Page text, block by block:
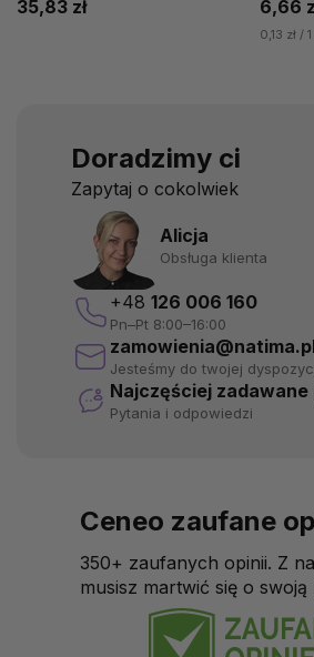
35,83 zł 6,66
0,13 zł /
Doradzimy ci
Zapytaj o cokolwiek
Alicja
Obsługa klienta
+48 126 006 160
Pn–Pt 8:00–16:00
Jesteśmy do twojej
Najczęściej
Pytania i odpowiedzi
Ceneo zaufane
350+ zaufanych opinii. Z
musisz martwić się o swoją